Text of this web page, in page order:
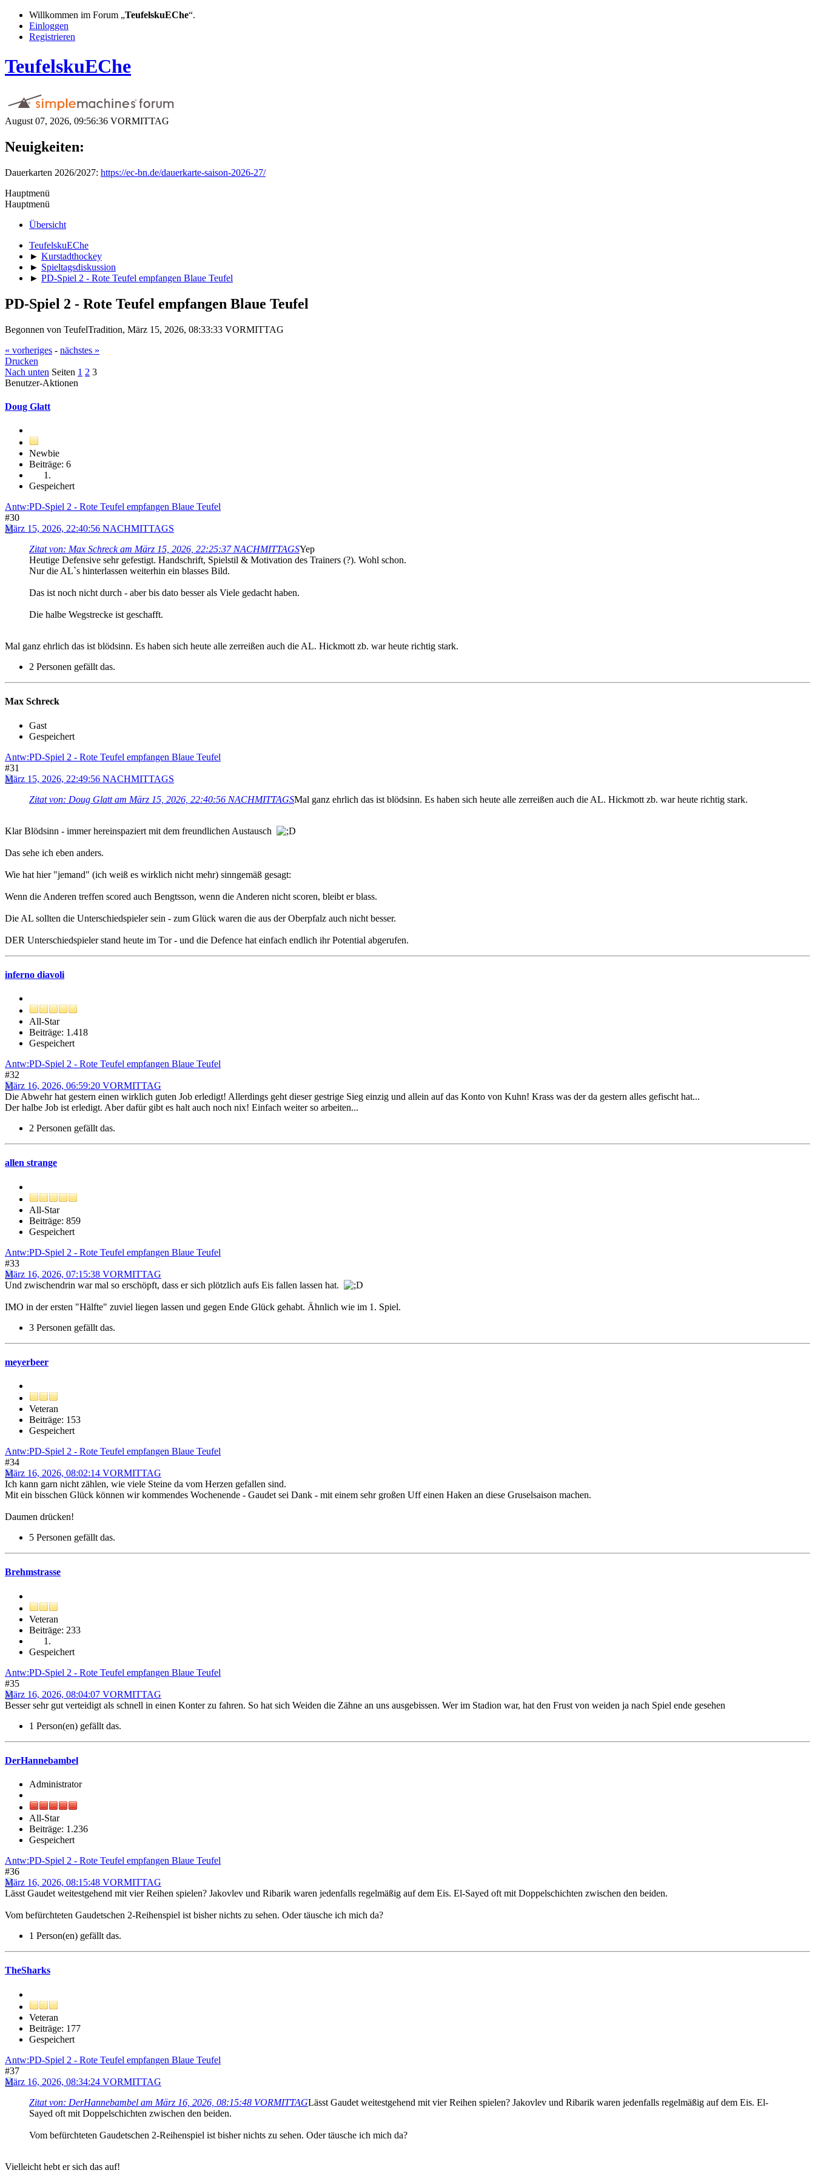
Willkommen im Forum „TeufelskuEChe“.
Einloggen
Registrieren
TeufelskuEChe
August 07, 2026, 09:56:36 VORMITTAG
Neuigkeiten:
Dauerkarten 2026/2027: https://ec-bn.de/dauerkarte-saison-2026-27/
Hauptmenü
Hauptmenü
Übersicht
TeufelskuEChe
► Kurstadthockey
► Spieltagsdiskussion
► PD-Spiel 2 - Rote Teufel empfangen Blaue Teufel
PD-Spiel 2 - Rote Teufel empfangen Blaue Teufel
Begonnen von TeufelTradition, März 15, 2026, 08:33:33 VORMITTAG
« vorheriges - nächstes »
Drucken
Nach unten Seiten 1 2 3
Benutzer-Aktionen
Doug Glatt
Newbie
Beiträge: 6
Gespeichert
Antw:PD-Spiel 2 - Rote Teufel empfangen Blaue Teufel
#30
März 15, 2026, 22:40:56 NACHMITTAGS
Zitat von: Max Schreck am März 15, 2026, 22:25:37 NACHMITTAGSYep
Heutige Defensive sehr gefestigt. Handschrift, Spielstil & Motivation des Trainers (?). Wohl schon.
Nur die AL`s hinterlassen weiterhin ein blasses Bild.
Das ist noch nicht durch - aber bis dato besser als Viele gedacht haben.
Die halbe Wegstrecke ist geschafft.
Mal ganz ehrlich das ist blödsinn. Es haben sich heute alle zerreißen auch die AL. Hickmott zb. war heute richtig stark.
2 Personen gefällt das.
Max Schreck
Gast
Gespeichert
Antw:PD-Spiel 2 - Rote Teufel empfangen Blaue Teufel
#31
März 15, 2026, 22:49:56 NACHMITTAGS
Zitat von: Doug Glatt am März 15, 2026, 22:40:56 NACHMITTAGSMal ganz ehrlich das ist blödsinn. Es haben sich heute alle zerreißen auch die AL. Hickmott zb. war heute richtig stark.
Klar Blödsinn - immer hereinspaziert mit dem freundlichen Austausch
Das sehe ich eben anders.
Wie hat hier "jemand" (ich weiß es wirklich nicht mehr) sinngemäß gesagt:
Wenn die Anderen treffen scored auch Bengtsson, wenn die Anderen nicht scoren, bleibt er blass.
Die AL sollten die Unterschiedspieler sein - zum Glück waren die aus der Oberpfalz auch nicht besser.
DER Unterschiedspieler stand heute im Tor - und die Defence hat einfach endlich ihr Potential abgerufen.
inferno diavoli
All-Star
Beiträge: 1.418
Gespeichert
Antw:PD-Spiel 2 - Rote Teufel empfangen Blaue Teufel
#32
März 16, 2026, 06:59:20 VORMITTAG
Die Abwehr hat gestern einen wirklich guten Job erledigt! Allerdings geht dieser gestrige Sieg einzig und allein auf das Konto von Kuhn! Krass was der da gestern alles gefischt hat...
Der halbe Job ist erledigt. Aber dafür gibt es halt auch noch nix! Einfach weiter so arbeiten...
2 Personen gefällt das.
allen strange
All-Star
Beiträge: 859
Gespeichert
Antw:PD-Spiel 2 - Rote Teufel empfangen Blaue Teufel
#33
März 16, 2026, 07:15:38 VORMITTAG
Und zwischendrin war mal so erschöpft, dass er sich plötzlich aufs Eis fallen lassen hat.
IMO in der ersten "Hälfte" zuviel liegen lassen und gegen Ende Glück gehabt. Ähnlich wie im 1. Spiel.
3 Personen gefällt das.
meyerbeer
Veteran
Beiträge: 153
Gespeichert
Antw:PD-Spiel 2 - Rote Teufel empfangen Blaue Teufel
#34
März 16, 2026, 08:02:14 VORMITTAG
Ich kann garn nicht zählen, wie viele Steine da vom Herzen gefallen sind.
Mit ein bisschen Glück können wir kommendes Wochenende - Gaudet sei Dank - mit einem sehr großen Uff einen Haken an diese Gruselsaison machen.
Daumen drücken!
5 Personen gefällt das.
Brehmstrasse
Veteran
Beiträge: 233
Gespeichert
Antw:PD-Spiel 2 - Rote Teufel empfangen Blaue Teufel
#35
März 16, 2026, 08:04:07 VORMITTAG
Besser sehr gut verteidigt als schnell in einen Konter zu fahren. So hat sich Weiden die Zähne an uns ausgebissen. Wer im Stadion war, hat den Frust von weiden ja nach Spiel ende gesehen
1 Person(en) gefällt das.
DerHannebambel
Administrator
All-Star
Beiträge: 1.236
Gespeichert
Antw:PD-Spiel 2 - Rote Teufel empfangen Blaue Teufel
#36
März 16, 2026, 08:15:48 VORMITTAG
Lässt Gaudet weitestgehend mit vier Reihen spielen? Jakovlev und Ribarik waren jedenfalls regelmäßig auf dem Eis. El-Sayed oft mit Doppelschichten zwischen den beiden.
Vom befürchteten Gaudetschen 2-Reihenspiel ist bisher nichts zu sehen. Oder täusche ich mich da?
1 Person(en) gefällt das.
TheSharks
Veteran
Beiträge: 177
Gespeichert
Antw:PD-Spiel 2 - Rote Teufel empfangen Blaue Teufel
#37
März 16, 2026, 08:34:24 VORMITTAG
Zitat von: DerHannebambel am März 16, 2026, 08:15:48 VORMITTAGLässt Gaudet weitestgehend mit vier Reihen spielen? Jakovlev und Ribarik waren jedenfalls regelmäßig auf dem Eis. El-
Sayed oft mit Doppelschichten zwischen den beiden.
Vom befürchteten Gaudetschen 2-Reihenspiel ist bisher nichts zu sehen. Oder täusche ich mich da?
Vielleicht hebt er sich das auf!